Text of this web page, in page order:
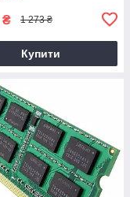
₴ 1 273 ₴
Купити